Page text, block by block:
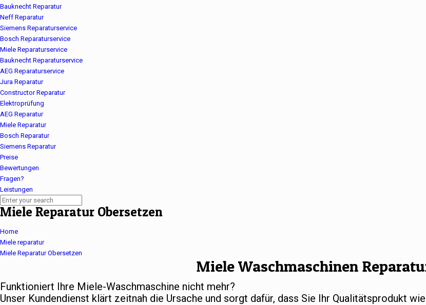
Bauknecht Reparatur
Neff Reparatur
Siemens Reparaturservice
Bosch Reparaturservice
Miele Reparaturservice
Bauknecht Reparaturservice
AEG Reparaturservice
Jura Reparatur
Constructor Reparatur
Elektroprüfung
AEG Reparatur
Miele Reparatur
Bosch Reparatur
Siemens Reparatur
Preise
Bewertungen
Fragen?
Leistungen
Miele Reparatur Obersetzen
Home
Miele reparatur
Miele Reparatur Obersetzen
Miele Waschmaschinen
Funktioniert Ihre Miele-Waschmaschine nicht mehr?
Unser Kundendienst klärt zeitnah die Ursache und sorgt dafür, dass Sie Ihr Qualitätsprodukt